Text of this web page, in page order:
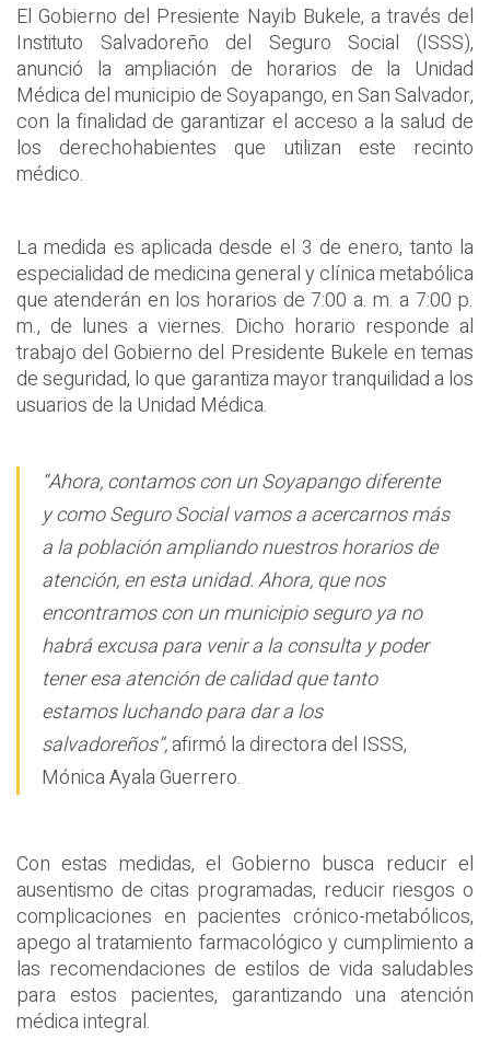
El Gobierno del Presiente Nayib Bukele, a través del
Instituto Salvadoreño del Seguro Social (ISSS),
anunció la ampliación de horarios de la Unidad
Médica del municipio de Soyapango, en San Salvador,
con la finalidad de garantizar el acceso a la salud de
los derechohabientes que utilizan este recinto
médico.
La medida es aplicada desde el 3 de enero, tanto la
especialidad de medicina general y clínica metabólica
que atenderán en los horarios de 7:00 a. m. a 7:00 p.
m., de lunes a viernes. Dicho horario responde al
trabajo del Gobierno del Presidente Bukele en temas
de seguridad, lo que garantiza mayor tranquilidad a los
usuarios de la Unidad Médica.
“Ahora, contamos con un Soyapango diferente
y como Seguro Social vamos a acercarnos más
a la población ampliando nuestros horarios de
atención, en esta unidad. Ahora, que nos
encontramos con un municipio seguro ya no
habrá excusa para venir a la consulta y poder
tener esa atención de calidad que tanto
estamos luchando para dar a los
salvadoreños”,afirmó la directora del ISSS,
Mónica Ayala Guerrero.
Con estas medidas, el Gobierno busca reducir el
ausentismo de citas programadas, reducir riesgos o
complicaciones en pacientes crónico-metabólicos,
apego al tratamiento farmacológico y cumplimiento a
las recomendaciones de estilos de vida saludables
para estos pacientes, garantizando una atención
médica integral.